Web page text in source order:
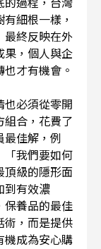
細根一樣，
最終反映在外
果，個人與企
才有機會。
也必須從零開
組合，花費了
最佳解，例
「我們要如何
頂級的隱形面
到有效濃
保養品的最佳
術，而是提供
機成為安心購